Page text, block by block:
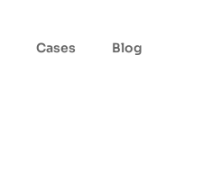
Cases Blog